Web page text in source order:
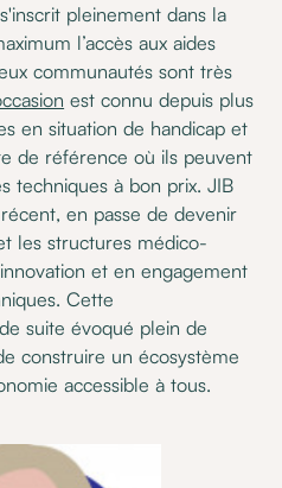
pleinement dans la
l’accès aux aides
communautés sont très
est connu depuis plus
en situation de handicap et
de référence où ils peuvent
techniques à bon prix. JIB
en passe de devenir
les structures médico-
et en engagement
Cette
suite évoqué plein de
construire un écosystème
accessible à tous.